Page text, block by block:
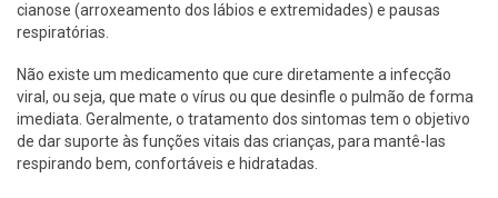
cianose (arroxeamento dos lábios e extremidades) e pausas
respiratórias.
Não existe um medicamento que cure diretamente a infecção
viral, ou seja, que mate o vírus ou que desinfle o pulmão de forma
imediata. Geralmente, o tratamento dos sintomas tem o objetivo
de dar suporte às funções vitais das crianças, para mantê-las
respirando bem, confortáveis e hidratadas.